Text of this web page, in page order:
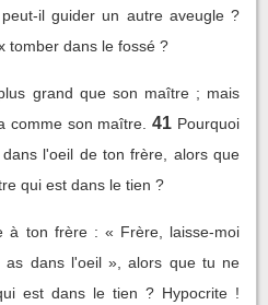
il guider un autre aveugle ?
tomber dans le fossé ?
grand que son maître ; mais
comme son maître. 41 Pourquoi
l'oeil de ton frère, alors que
qui est dans le tien ?
à ton frère : « Frère, laisse-moi
as dans l'oeil », alors que tu ne
est dans le tien ? Hypocrite !